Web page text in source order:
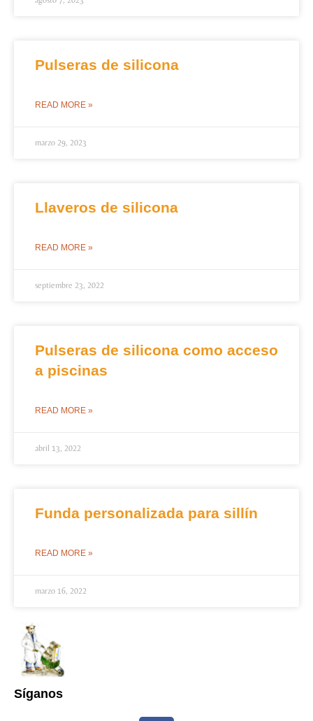
Pulseras de silicona
READ MORE »
marzo 29, 2023
Llaveros de silicona
READ MORE »
septiembre 23, 2022
Pulseras de silicona como acceso
a piscinas
READ MORE »
abril 13, 2022
Funda personalizada para sillín
READ MORE »
marzo 16, 2022
Síganos